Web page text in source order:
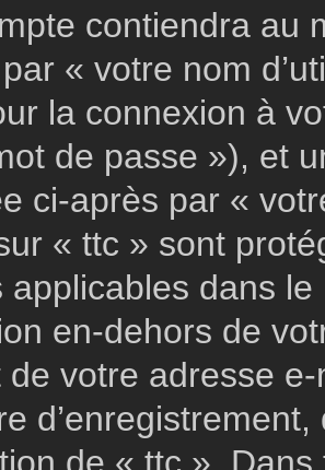
contiendra au
« votre nom
la connexion à
de passe »), et
ci-après par «
« ttc » sont
applicables dans
en-dehors de
de votre adresse